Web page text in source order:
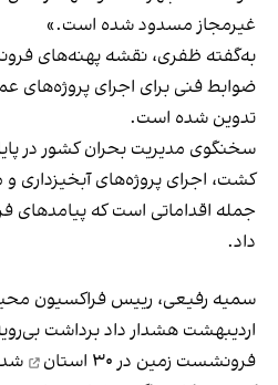
غیرمجاز مسدود شده است.»
به‌گفته ظفری، نقشه پهنه‌های
ضوابط فنی برای اجرای پروژه‌های
تدوین شده است.
سخنگوی مدیریت بحران کشور در
کشت، اجرای پروژه‌های آبخیزداری و
جمله اقداماتی است که
داد.
اردیبهشت هشدار داد برداشت
فرونشست زمین در ۳۰ استان